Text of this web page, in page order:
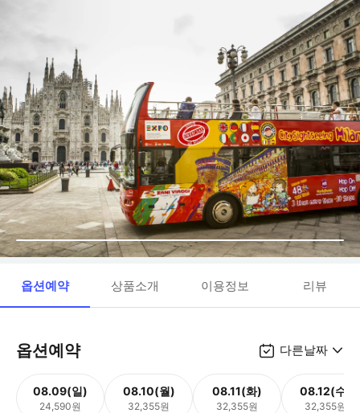
옵션예약 상품소개 이용정보 리뷰
옵션예약 다른날짜
08.09(일)
24,590원
08.10(월)
32,355원
08.11(화)
32,355원
08.12(수)
32,355원